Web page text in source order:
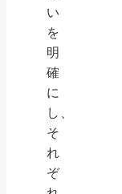
い
を
明
確
に
し、
そ
れ
ぞ